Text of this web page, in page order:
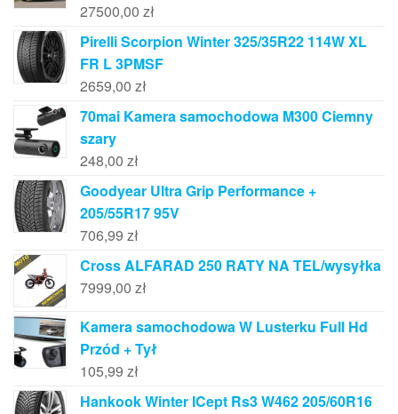
27500,00 zł
Pirelli Scorpion Winter 325/35R22 114W XL
FR L 3PMSF
2659,00 zł
70mai Kamera samochodowa M300 Ciemny
szary
248,00 zł
Goodyear Ultra Grip Performance +
205/55R17 95V
706,99 zł
Cross ALFARAD 250 RATY NA TEL/wysyłka
7999,00 zł
Kamera samochodowa W Lusterku Full Hd
Przód + Tył
105,99 zł
Hankook Winter ICept Rs3 W462 205/60R16